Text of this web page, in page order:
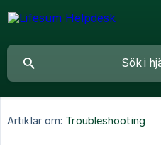
Artiklar om: Troubleshooting